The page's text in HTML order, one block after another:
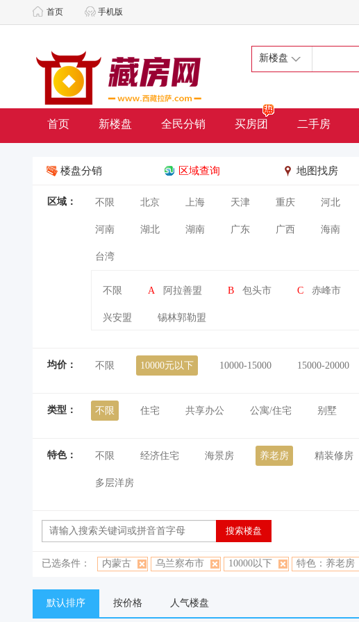
首页 手机版
新楼盘
首页 新楼盘 全民分销 买房团 二手房
楼盘分销 区域查询 地图找房
区域： 不限 北京 上海 天津 重庆 河北
河南 湖北 湖南 广东 广西 海南
台湾
不限 A 阿拉善盟 B 包头市 C 赤峰市
兴安盟 锡林郭勒盟
均价： 不限 10000元以下 10000-15000 15000-20000
类型： 不限 住宅 共享办公 公寓/住宅 别墅
特色： 不限 经济住宅 海景房 养老房 精装修房
多层洋房
已选条件： 内蒙古 乌兰察布市 10000以下 特色：养老房
默认排序 按价格 人气楼盘